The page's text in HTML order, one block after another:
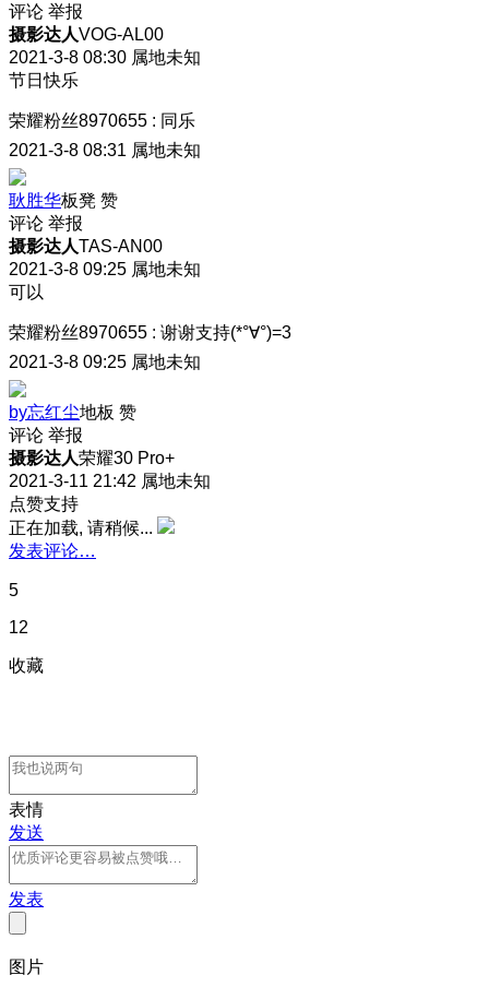
评论 举报
摄影达人VOG-AL00
2021-3-8 08:30 属地未知
节日快乐
荣耀粉丝8970655 : 同乐
2021-3-8 08:31 属地未知
耿胜华板凳 赞
评论 举报
摄影达人TAS-AN00
2021-3-8 09:25 属地未知
可以
荣耀粉丝8970655 : 谢谢支持(*°∀°)=3
2021-3-8 09:25 属地未知
by忘红尘地板 赞
评论 举报
摄影达人荣耀30 Pro+
2021-3-11 21:42 属地未知
点赞支持
正在加载, 请稍候...
发表评论…
5
12
收藏
表情
发送
发表
图片